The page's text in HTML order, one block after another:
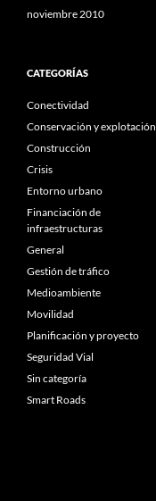
noviembre 2010
CATEGORÍAS
Conectividad
Conservación y explotación
Construcción
Crisis
Entorno urbano
Financiación de
infraestructuras
General
Gestión de tráfico
Medioambiente
Movilidad
Planificación y proyecto
Seguridad Vial
Sin categoría
Smart Roads